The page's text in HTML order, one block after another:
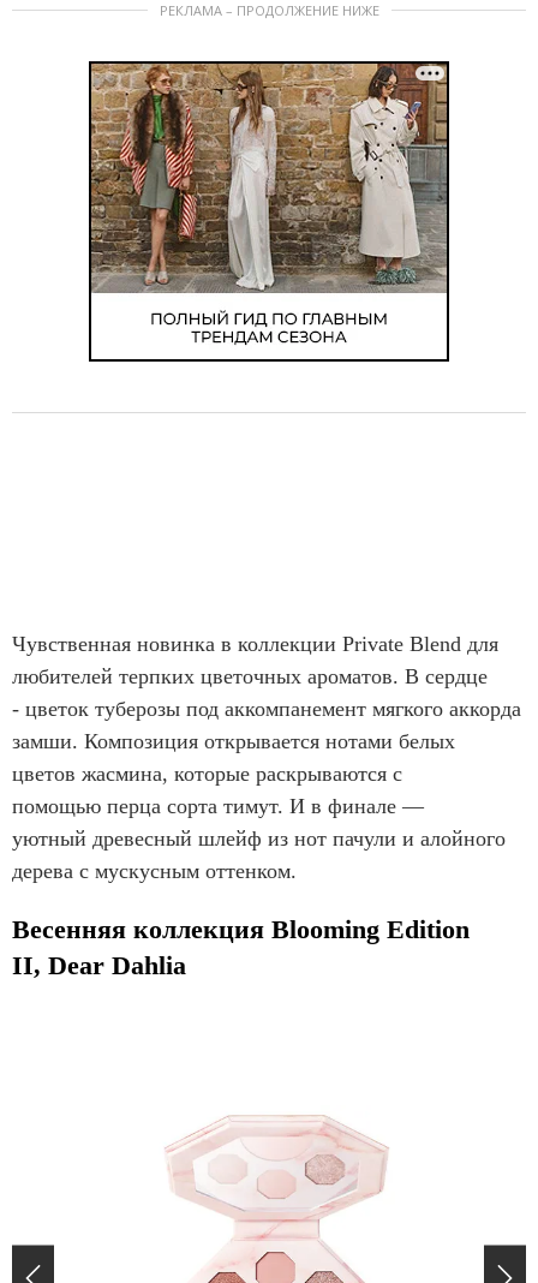
РЕКЛАМА – ПРОДОЛЖЕНИЕ НИЖЕ
Чувственная новинка в коллекции Private Blend для
любителей терпких цветочных ароматов. В сердце
- цветок туберозы под аккомпанемент мягкого аккорда
замши. Композиция открывается нотами белых
цветов жасмина, которые раскрываются с
помощью перца сорта тимут. И в финале —
уютный древесный шлейф из нот пачули и алойного
дерева с мускусным оттенком.
Весенняя коллекция Blooming Edition
II, Dear Dahlia